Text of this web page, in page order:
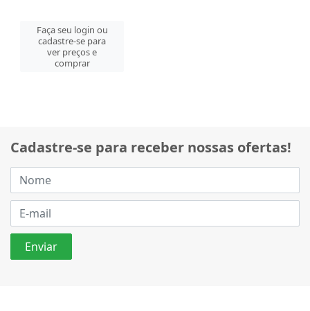
Faça seu login ou
cadastre-se para
ver preços e
comprar
Cadastre-se para receber nossas ofertas!